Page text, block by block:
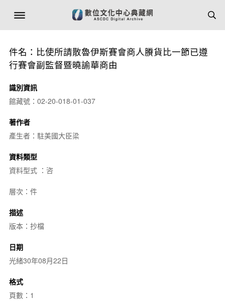
件名：比使所請散魯伊斯賽會商人賸貨比一節已遵
行賽會副監督暨曉諭華商由
識別資訊
館藏號：02-20-018-01-037
著作者
產生者：駐美國大臣梁
資料類型
資料型式 ：咨
層次：件
描述
版本：抄檔
日期
光緒30年08月22日
格式
頁數：1